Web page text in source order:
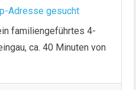
Adresse gesucht
familiengeführtes 4-
ca. 40 Minuten von